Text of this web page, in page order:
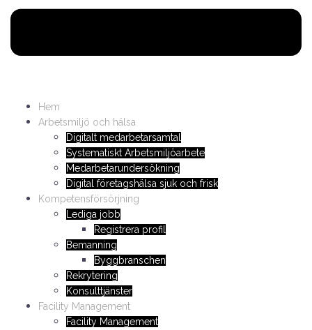
Hem
Arbetsmiljö och hälsa
Digitalt medarbetarsamtal
Systematiskt Arbetsmiljöarbete
Medarbetarundersökning
Digital företagshälsa sjuk och frisk
Kompetensförsörjning
Lediga jobb
Registrera profil
Bemanning
Byggbranschen
Rekrytering
Konsulttjänster
Facility Management
Facility Management